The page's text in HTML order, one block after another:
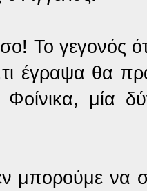
Το γεγονός
έγραψα θα
Φοίνικα, μία
μπορούμε να